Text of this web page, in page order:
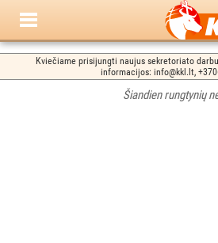
Kviečiame prisijungti naujus sekretoriato
informacijos: info@kkl.lt,
Šiandien rungtynių